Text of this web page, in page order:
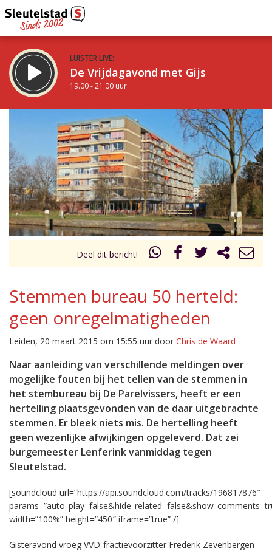
LUISTER LIVE:
De Vrijdagavond met Gijs
19.00 - 21.00 uur
De avond van Sleutelstad
21.00 - 0.00 uur
Vorig uur
uur 1 van 0 Volgend uur
Inklappen
Deel dit bericht!
Stemmen bureau 50 herteld:
geen onregelmatigheden
Leiden, 20 maart 2015 om 15:55 uur door Chris de Waard
Naar aanleiding van verschillende meldingen over
mogelijke fouten bij het tellen van de stemmen in
het stembureau bij De Parelvissers, heeft er een
hertelling plaatsgevonden van de daar uitgebrachte
stemmen. Er bleek niets mis. De hertelling heeft
geen wezenlijke afwijkingen opgeleverd. Dat zei
burgemeester Lenferink vanmiddag tegen
Sleutelstad.
[soundcloud url=”https://api.soundcloud.com/tracks/196817876″
width=”100%” height=”450″ iframe=”true” /]
Gisteravond vroeg VVD-fractievoorzitter Frederik Zevenbergen